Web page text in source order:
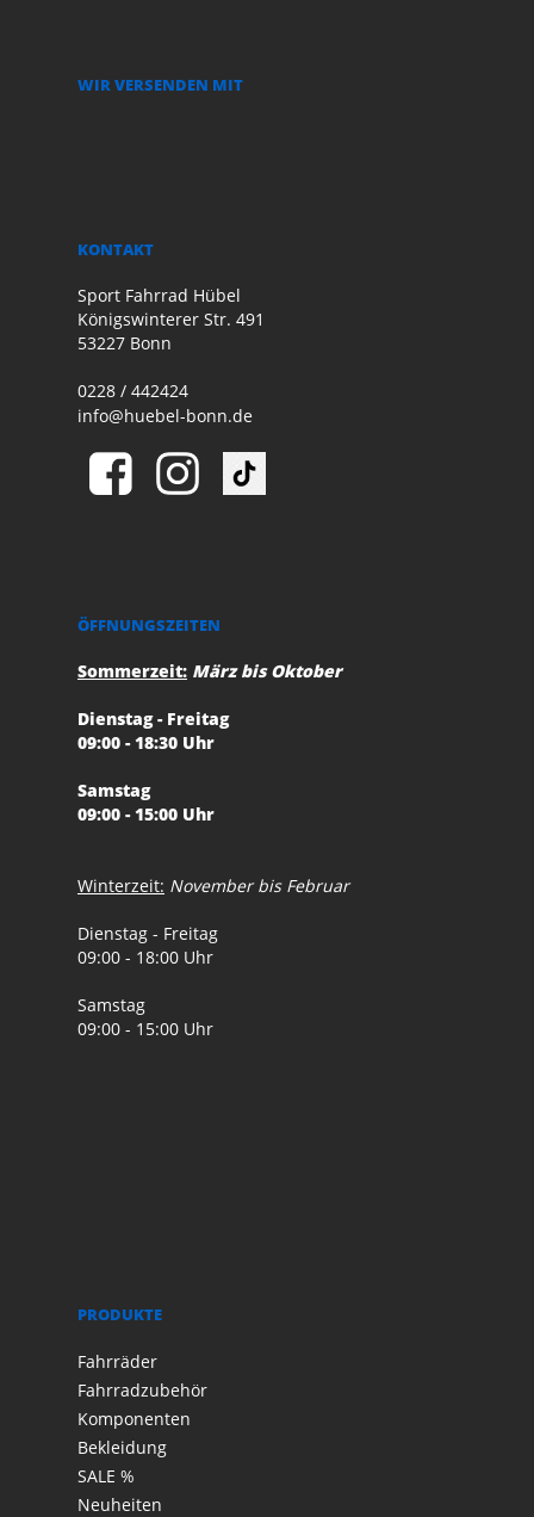
WIR VERSENDEN MIT
KONTAKT
Sport Fahrrad Hübel
Königswinterer Str. 491
53227 Bonn
0228 / 442424
info@huebel-bonn.de
ÖFFNUNGSZEITEN
Sommerzeit: März bis Oktober
Dienstag - Freitag
09:00 - 18:30 Uhr
Samstag
09:00 - 15:00 Uhr
Winterzeit: November bis Februar
Dienstag - Freitag
09:00 - 18:00 Uhr
Samstag
09:00 - 15:00 Uhr
PRODUKTE
Fahrräder
Fahrradzubehör
Komponenten
Bekleidung
SALE %
Neuheiten